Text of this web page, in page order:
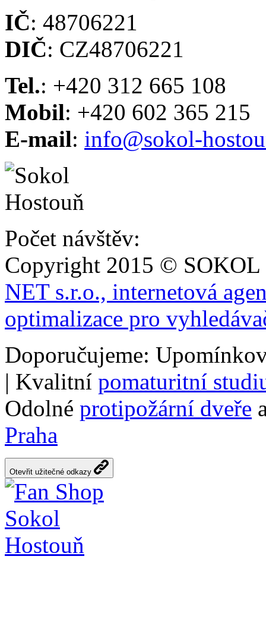
IČ: 48706221
DIČ: CZ48706221
Tel.: +420 312 665 108
Mobil: +420 602 365 215
E-mail: info@sokol-
Počet návštěv:
Copyright 2015 ©
NET s.r.o., internetová
optimalizace pro
Doporučujeme:
| Kvalitní pomaturitní
Odolné protipožární dveře
Praha
Otevřit užitečné odkazy